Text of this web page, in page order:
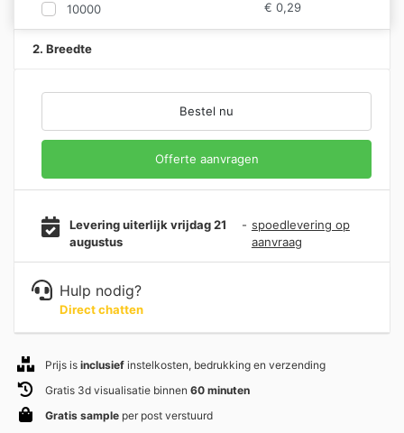
10000 € 0,29
2. Breedte
Bestel nu
Offerte aanvragen
Levering uiterlijk vrijdag 21
augustus
- spoedlevering op
aanvraag
Hulp nodig?
Direct chatten
Prijs is inclusief instelkosten, bedrukking en verzending
Gratis 3d visualisatie binnen 60 minuten
Gratis sample per post verstuurd